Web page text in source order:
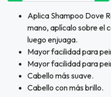
Aplica Shampoo Dove
mano, aplícalo sobre el
luego enjuaga.
Mayor facilidad para
Mayor facilidad para
Cabello más suave.
Cabello con más brillo.